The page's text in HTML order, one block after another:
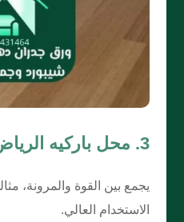
3. محل باركيه الرياض نوع باركيه SPC:
يجمع بين القوة والمرونة،
الاستخدام العالي.